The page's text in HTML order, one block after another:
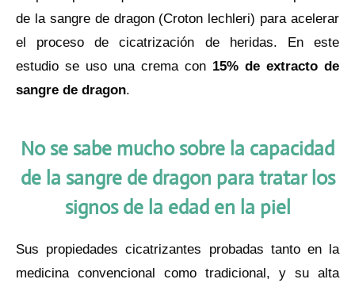
de la sangre de dragon (Croton lechleri) para acelerar
el proceso de cicatrización de heridas. En este
estudio se uso una crema con 15% de extracto de
sangre de dragon.
No se sabe mucho sobre la capacidad
de la sangre de dragon para tratar los
signos de la edad en la piel
Sus propiedades cicatrizantes probadas tanto en la
medicina convencional como tradicional, y su alta